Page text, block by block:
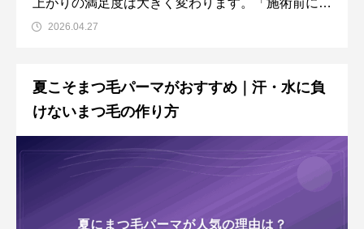
イクはしていいの？」「当日の洗顔はどうすればい
は、アイブロウ・まつ毛専門サロン
KATEstageLASH蒲田西口店が
2026.04.27
夏こそまつ毛パーマがおすすめ｜汗・水に負
けないまつ毛の作り方